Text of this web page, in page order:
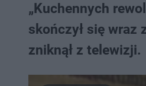
„Kuchennych
skończył się wraz
zniknął z telewizji.